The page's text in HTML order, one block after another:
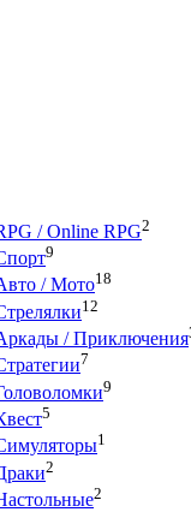
/ Online RPG2
9
/ Мото18
12
/ Приключения
7
9
5
1
2
2